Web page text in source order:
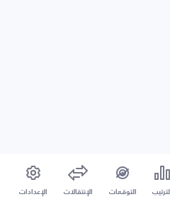
الترتيب التوقعات الإنتقالات الإعدادات